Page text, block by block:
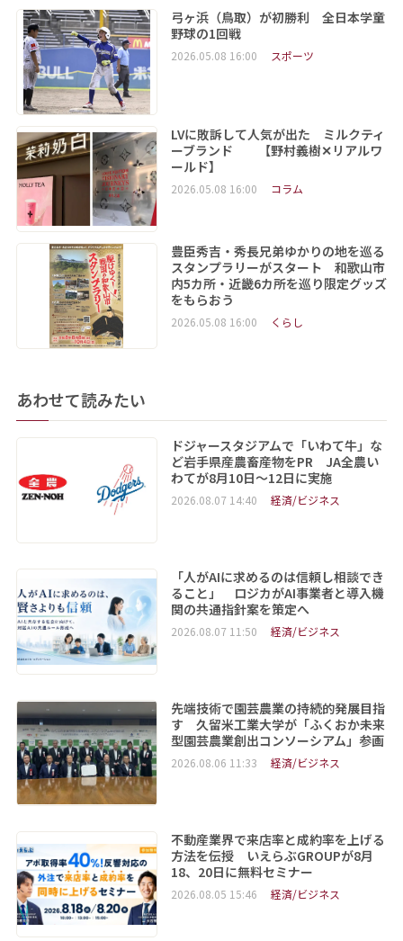
弓ヶ浜（鳥取）が初勝利 全日本学童
野球の1回戦
2026.05.08 16:00 スポーツ
LVに敗訴して人気が出た ミルクティ
ーブランド 【野村義樹✕リアルワ
ールド】
2026.05.08 16:00 コラム
豊臣秀吉・秀長兄弟ゆかりの地を巡る
スタンプラリーがスタート 和歌山市
内5カ所・近畿6カ所を巡り限定グッズ
をもらおう
2026.05.08 16:00 くらし
あわせて読みたい
ドジャースタジアムで「いわて牛」な
ど岩手県産農畜産物をPR JA全農い
わてが8月10日～12日に実施
2026.08.07 14:40 経済/ビジネス
「人がAIに求めるのは信頼し相談でき
ること」 ロジカがAI事業者と導入機
関の共通指針案を策定へ
2026.08.07 11:50 経済/ビジネス
先端技術で園芸農業の持続的発展目指
す 久留米工業大学が「ふくおか未来
型園芸農業創出コンソーシアム」参画
2026.08.06 11:33 経済/ビジネス
不動産業界で来店率と成約率を上げる
方法を伝授 いえらぶGROUPが8月
18、20日に無料セミナー
2026.08.05 15:46 経済/ビジネス